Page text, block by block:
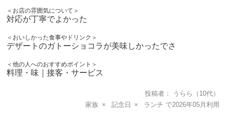
＜お店の雰囲気について＞
対応が丁寧でよかった
＜おいしかった食事やドリンク＞
デザートのガトーショコラが美味しかったでさ
＜他の人へのおすすめポイント＞
料理・味｜接客・サービス
投稿者 うらら
（10代）
家族
記念日 ランチ 2026年05月